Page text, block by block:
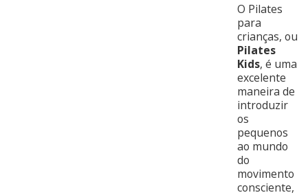
O Pilates
para
crianças, ou
Pilates
Kids, é uma
excelente
maneira de
introduzir
os
pequenos
ao mundo
do
movimento
consciente,